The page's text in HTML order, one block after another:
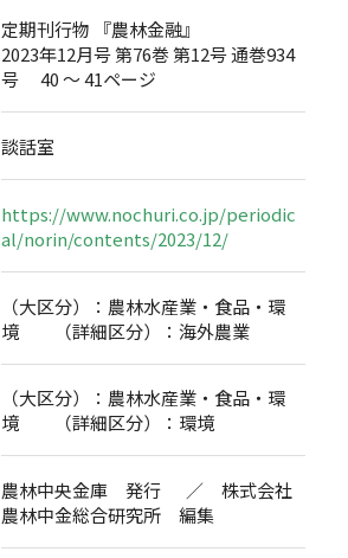
定期刊行物 『農林金融』
2023年12月号 第76巻 第12号 通巻934
号 40 ～ 41ページ
談話室
https://www.nochuri.co.jp/periodic
al/norin/contents/2023/12/
（大区分）：農林水産業・食品・環
境 （詳細区分）：海外農業
（大区分）：農林水産業・食品・環
境 （詳細区分）：環境
農林中央金庫 発行 ／ 株式会社
農林中金総合研究所 編集